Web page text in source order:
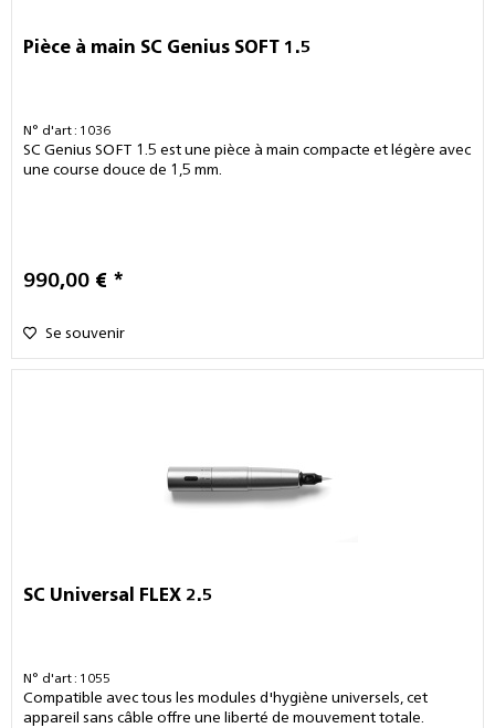
Pièce à main SC Genius SOFT 1.5
N° d'art : 1036
SC Genius SOFT 1.5 est une pièce à main compacte et légère avec
une course douce de 1,5 mm.
990,00 € *
Se souvenir
SC Universal FLEX 2.5
N° d'art : 1055
Compatible avec tous les modules d'hygiène universels, cet
appareil sans câble offre une liberté de mouvement totale.